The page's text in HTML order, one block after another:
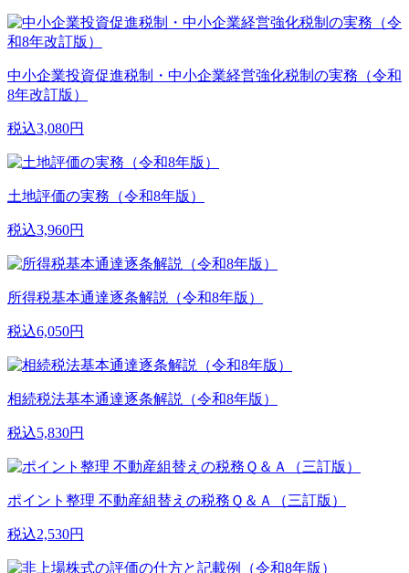
中小企業投資促進税制・中小企業経営強化税制の実務（令和
8年改訂版）
税込3,080円
土地評価の実務（令和8年版）
税込3,960円
所得税基本通達逐条解説（令和8年版）
税込6,050円
相続税法基本通達逐条解説（令和8年版）
税込5,830円
ポイント整理 不動産組替えの税務Ｑ＆Ａ（三訂版）
税込2,530円